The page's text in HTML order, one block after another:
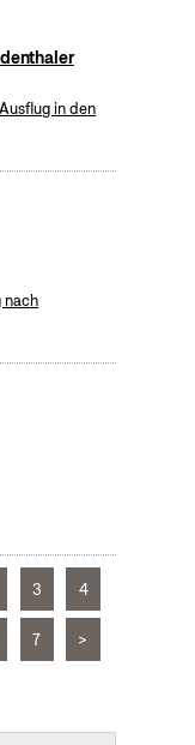
in den
nach
3 4
7 >